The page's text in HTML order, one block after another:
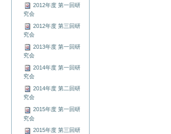
2012年度 第一回研
究会
2012年度 第三回研
究会
2013年度 第一回研
究会
2014年度 第一回研
究会
2014年度 第二回研
究会
2015年度 第一回研
究会
2015年度 第三回研